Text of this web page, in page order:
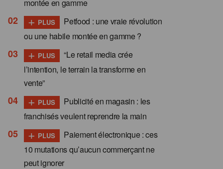
montée en gamme
+ PLUS
Petfood : une vraie révolution
ou une habile montée en gamme ?
+ PLUS
“Le retail media crée
l’intention, le terrain la transforme en
vente”
+ PLUS
Publicité en magasin : les
franchisés veulent reprendre la main
+ PLUS
Paiement électronique : ces
10 mutations qu’aucun commerçant ne
peut ignorer